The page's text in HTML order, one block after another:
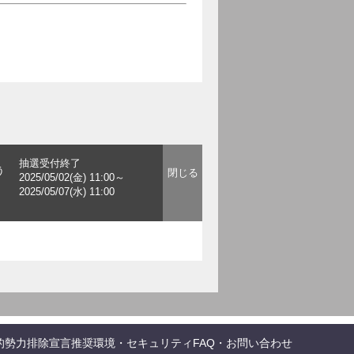
抽選受付終了
2025/05/02(金) 11:00～
2025/05/07(水) 11:00
勢力排除宣言推奨環境・セキュリティ FAQ・お問い合わせ